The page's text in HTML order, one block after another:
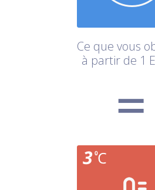
Ce que vous
à partir de 1